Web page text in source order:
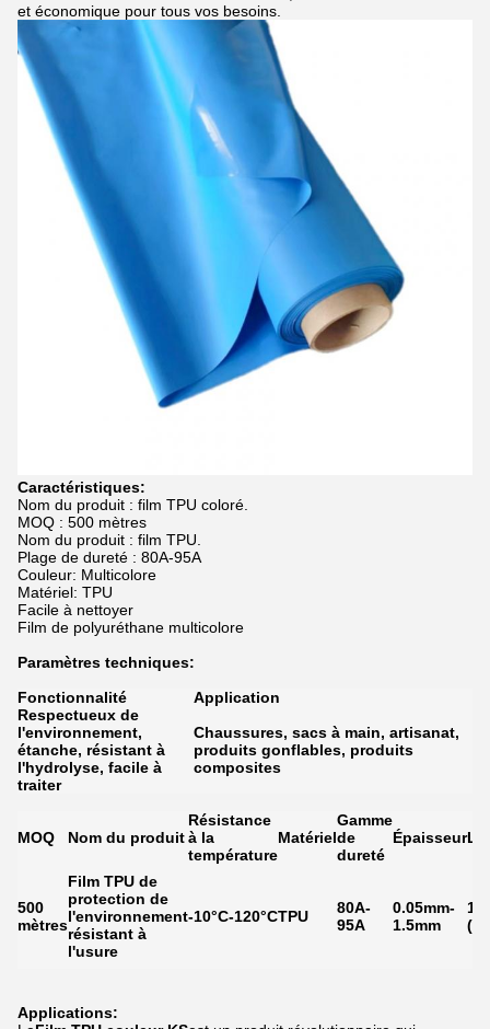
et économique pour tous vos besoins.
Caractéristiques:
Nom du produit : film TPU coloré.
MOQ : 500 mètres
Nom du produit : film TPU.
Plage de dureté : 80A-95A
Couleur: Multicolore
Matériel: TPU
Facile à nettoyer
Film de polyuréthane multicolore
Paramètres techniques:
Fonctionnalité
Application
Respectueux de
l'environnement,
étanche, résistant à
l'hydrolyse, facile à
traiter
Chaussures, sacs à main, artisanat,
produits gonflables, produits
composites
MOQ Nom du produit
Résistance
à la
température
Matériel
Gamme
de
dureté
Épaisseur
500
mètres
Film TPU de
protection de
l'environnement
résistant à
l'usure
-10°C-120°CTPU
80A-
95A
0.05mm-
1.5mm
Applications: